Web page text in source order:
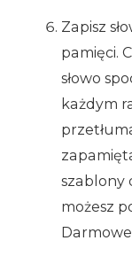
Zapisz
pamięci.
słowo
każdym
szablony
możesz